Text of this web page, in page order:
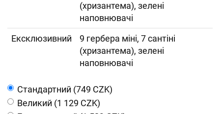
(хризантема), зелені
наповнювачі
Ексклюзивний
9 гербера міні, 7 сантіні
(хризантема), зелені
наповнювачі
Cтандартний (749 CZK)
Великий (1 129 CZK)